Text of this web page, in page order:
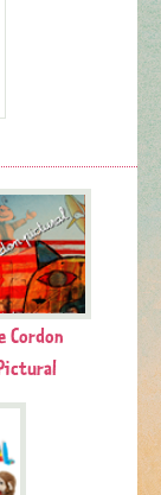
Cordon